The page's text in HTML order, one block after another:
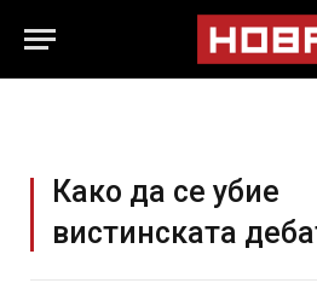
Како да се убие
вистинската